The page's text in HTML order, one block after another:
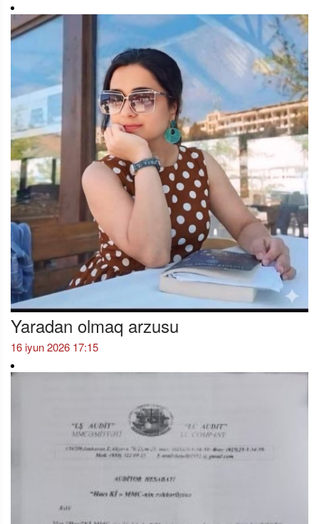
Yaradan olmaq arzusu
16 iyun 2026 17:15